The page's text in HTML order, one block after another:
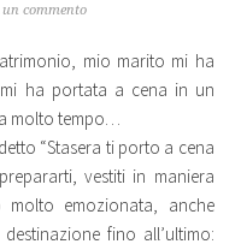
un commento
mio marito mi ha
ha portata a cena in un
molto tempo…
“Stasera ti porto a cena
vestiti in maniera
molto emozionata, anche
fino all’ultimo: